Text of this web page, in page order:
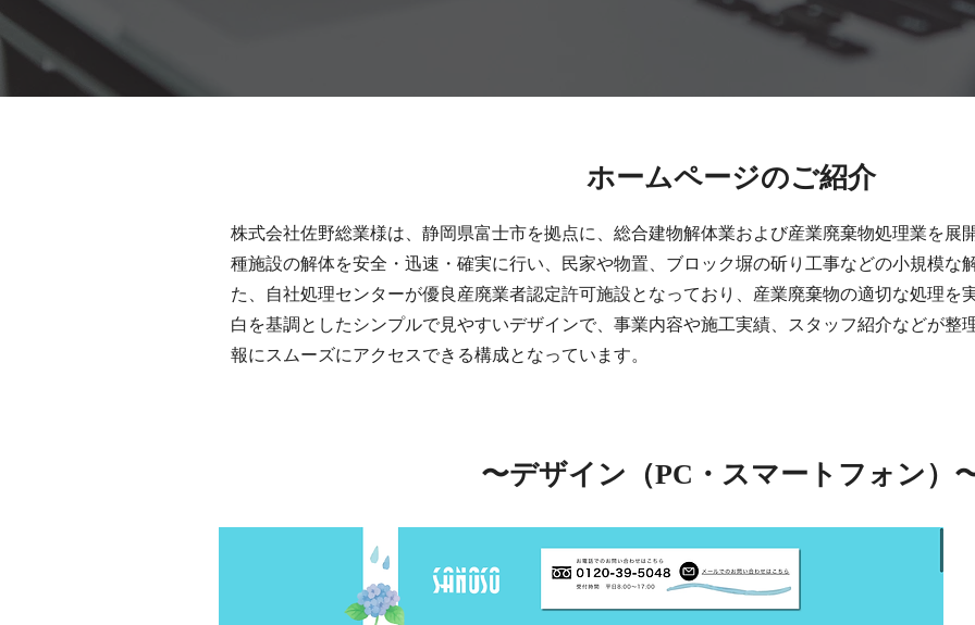
​ホームページのご紹介
株式会社佐野総業様は、静岡県富士市を拠点に、総合建物解体業および産業廃棄物処理業を展
種施設の解体を安全・迅速・確実に行い、民家や物置、ブロック塀の斫り工事などの小規模な
た、自社処理センターが優良産廃業者認定許可施設となっており、産業廃棄物の適切な処理を
白を基調としたシンプルで見やすいデザインで、事業内容や施工実績、スタッフ紹介などが整
報にスムーズにアクセスできる構成となっています。
〜​デザイン（PC・スマートフォン）